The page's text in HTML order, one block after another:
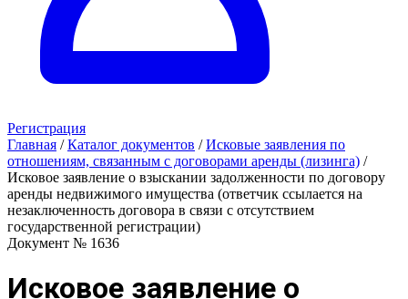
Регистрация
Главная / Каталог документов / Исковые заявления по
отношениям, связанным с договорами аренды (лизинга) /
Исковое заявление о взыскании задолженности по договору
аренды недвижимого имущества (ответчик ссылается на
незаключенность договора в связи с отсутствием
государственной регистрации)
Документ № 1636
Исковое заявление о